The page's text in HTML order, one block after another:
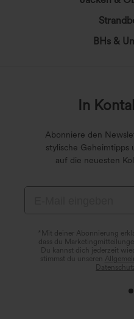
BHs &
In
Abonniere den
stylische
auf die neuesten
*Mit deiner Abonnierung
dass du
Du kannst dich jederzeit
stimmst du unseren